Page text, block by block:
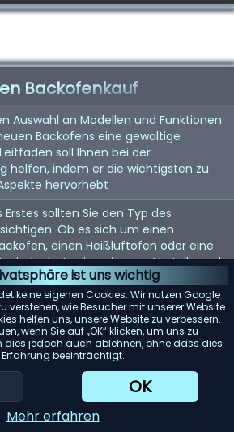
ist uns wichtig
keine eigenen Cookies. Wir nutzen Google
verstehen, wie Besucher mit unserer Website
helfen uns, unsere Website zu verbessern.
wenn Sie auf „OK“ klicken, um uns zu
dies jedoch auch ablehnen, ohne dass dies
Erfahrung beeinträchtigt.
OK
Mehr erfahren
Backofenkauf
Auswahl an Modellen und Funktionen
Backofens eine gewaltige
soll Ihnen bei der
helfen, indem er die wichtigsten zu
hervorhebt
Erstes sollten Sie den Typ des
Ob es sich um einen
einen Heißluftofen oder eine
- jeder hat seine eigenen Vorteile und
Kochstile.
des Backofens sollte sowohl Ihren
als auch dem verfügbaren Platz in
Messen Sie den verfügbaren
Sie das Fassungsvermögen
Achten Sie auf energieeffiziente
zwar zunächst teurer sein, aber auf